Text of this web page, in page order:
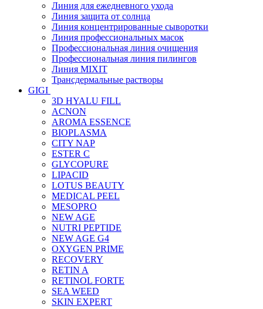
Линия для ежедневного ухода
Линия защита от солнца
Линия концентрированные сыворотки
Линия профессиональных масок
Профессиональная линия очищения
Профессиональная линия пилингов
Линия MIXIT
Трансдермальные растворы
GIGI
3D HYALU FILL
ACNON
AROMA ESSENCE
BIOPLASMA
CITY NAP
ESTER C
GLYCOPURE
LIPACID
LOTUS BEAUTY
MEDICAL PEEL
MESOPRO
NEW AGE
NUTRI PEPTIDE
NEW AGE G4
OXYGEN PRIME
RECOVERY
RETIN A
RETINOL FORTE
SEA WEED
SKIN EXPERT